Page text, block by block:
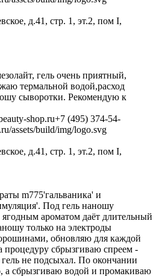
д.41, стр. 1, эт.2, пом I,
гель очень приятный,
термальной водой,расход
сыворотки. Рекомендую к
shop.ru+7 (495) 374-54-
assets/build/img/logo.svg
д.41, стр. 1, эт.2, пом I,
m775'гальваника' и
Под гель наношу
ароматом даёт длительный
только на электроды
обновляю для каждой
процедуру сбрызгиваю спреем -
не подсыхал. По окончании
а сбрызгиваю водой и промакиваю